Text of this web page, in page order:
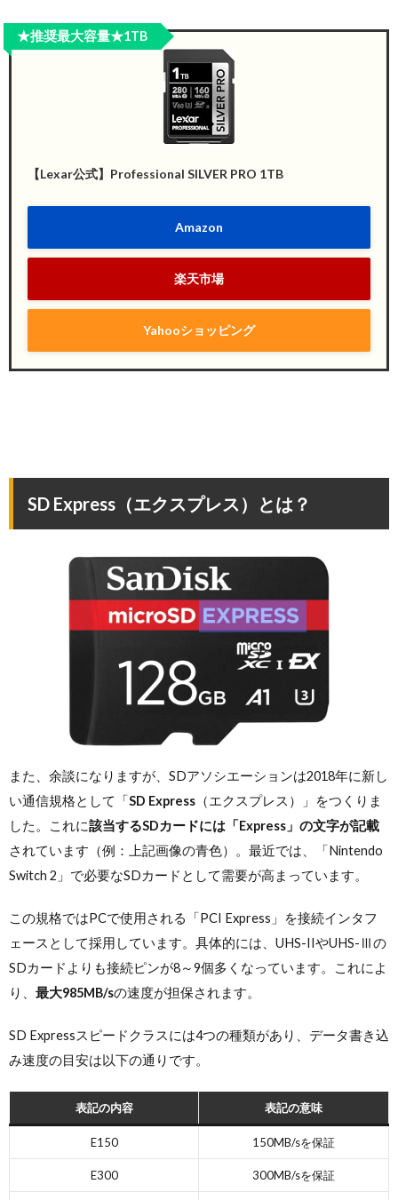
【Lexar公式】Professional SILVER PRO 1TB
Amazon
楽天市場
Yahooショッピング
★推奨最大容量★1TB
SD Express（エクスプレス）とは？
また、余談になりますが、SDアソシエーションは2018年に新し
い通信規格として「 SD Express （エクスプレス）」をつくりま
した。これに該当するSDカードには「Express」の文字が記載
されています（例：上記画像の青色）。最近では、「Nintendo
Switch 2」で必要なSDカードとして需要が高まっています。
この規格ではPCで使用される「PCI Express」を接続インタフ
ェースとして採用しています。具体的には、UHS-IIやUHS-Ⅲの
SDカードよりも接続ピンが8～9個多くなっています。これによ
り、 最大985MB/sの速度が担保されます。
SD Expressスピードクラスには4つの種類があり、データ書き込
み速度の目安は以下の通りです。
表記の内容 表記の意味
E150 150MB/sを保証
E300 300MB/sを保証